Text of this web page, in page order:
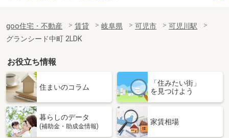
goo住宅・不動産 賃貸 岐阜県 可児市
可児川駅
グランシード中町 2LDK
お役立ち情報
住まいのコラム
「住みたい街」
を見つけよう
暮らしのデータ
(補助金・助成金情報)
家賃相場